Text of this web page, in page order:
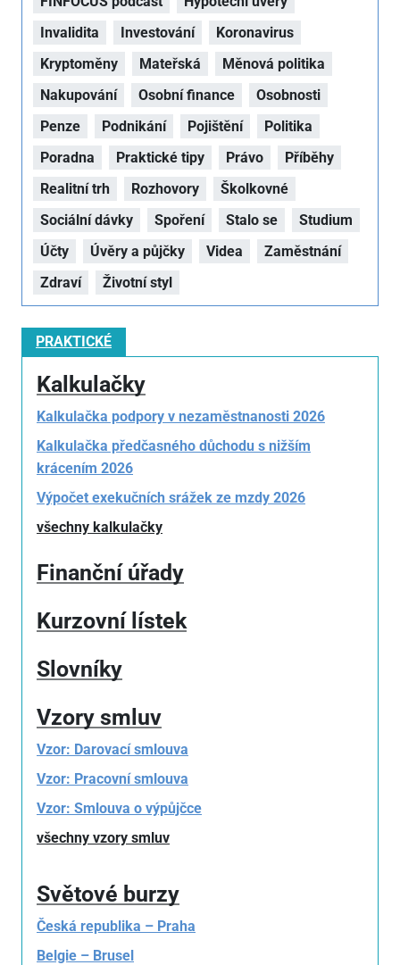
Invalidita
Investování
Koronavirus
Kryptoměny
Mateřská
Měnová politika
Nakupování
Osobní finance
Osobnosti
Penze
Podnikání Pojištění
Politika
Poradna
Praktické tipy Právo
Příběhy
Realitní trh
Rozhovory
Školkovné
Sociální dávky
Spoření Stalo se
Studium
Účty
Úvěry a půjčky Videa
Zaměstnání
Zdraví
Životní styl
PRAKTICKÉ
Kalkulačky
Kalkulačka podpory v nezaměstnanosti 2026
Kalkulačka předčasného důchodu s nižším
krácením 2026
Výpočet exekučních srážek ze mzdy 2026
všechny kalkulačky
Finanční úřady
Kurzovní lístek
Slovníky
Vzory smluv
Vzor: Darovací smlouva
Vzor: Pracovní smlouva
Vzor: Smlouva o výpůjčce
všechny vzory smluv
Světové burzy
Česká republika – Praha
Belgie – Brusel